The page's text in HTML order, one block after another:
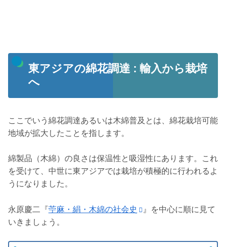
東アジアの綿花調達 : 輸入から栽培
へ
ここでいう綿花調達あるいは木綿普及とは、綿花栽培可能
地域が拡大したことを指します。
綿製品（木綿）の良さは保温性と吸湿性にあります。これ
を受けて、中世に東アジアでは栽培が積極的に行われるよ
うになりました。
永原慶二『苧麻・絹・木綿の社会史
』を中心に順に見て
いきましょう。